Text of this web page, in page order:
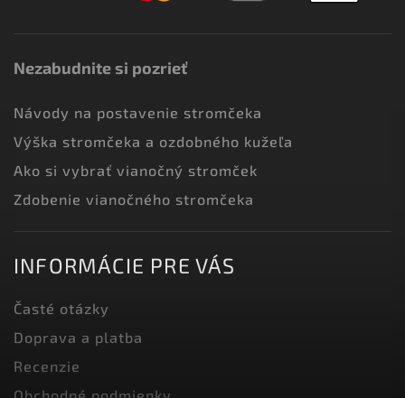
Nezabudnite si pozrieť
Návody na postavenie stromčeka
Výška stromčeka a ozdobného kužeľa
Ako si vybrať vianočný stromček
Zdobenie vianočného stromčeka
INFORMÁCIE PRE VÁS
Časté otázky
Doprava a platba
Recenzie
Obchodné podmienky